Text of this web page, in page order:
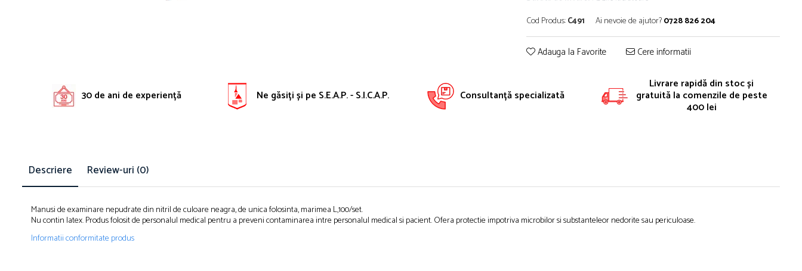
Solutii curtare universala
Solutii intretiner mobila
Cod Produs:C491 Ai nevoie de ajutor?0728 826 204
Adauga la Favorite Cere informatii
30 de ani de experiență Ne găsiți și pe S.E.A.P. - S.I.C.A.P. Consultanță specializată
Livrare rapidă din stoc și
gratuită la comenzile de peste
400 lei
Descriere Review-uri (0)
Manusi de examinare nepudrate din nitril de culoare neagra, de unica folosinta, marimea L,100/set.
Nu contin latex. Produs folosit de personalul medical pentru a preveni contaminarea intre personalul medical si pacient. Ofera protectie impotriva microbilor si substanteleor nedorite sau periculoase.
Informatii conformitate produs